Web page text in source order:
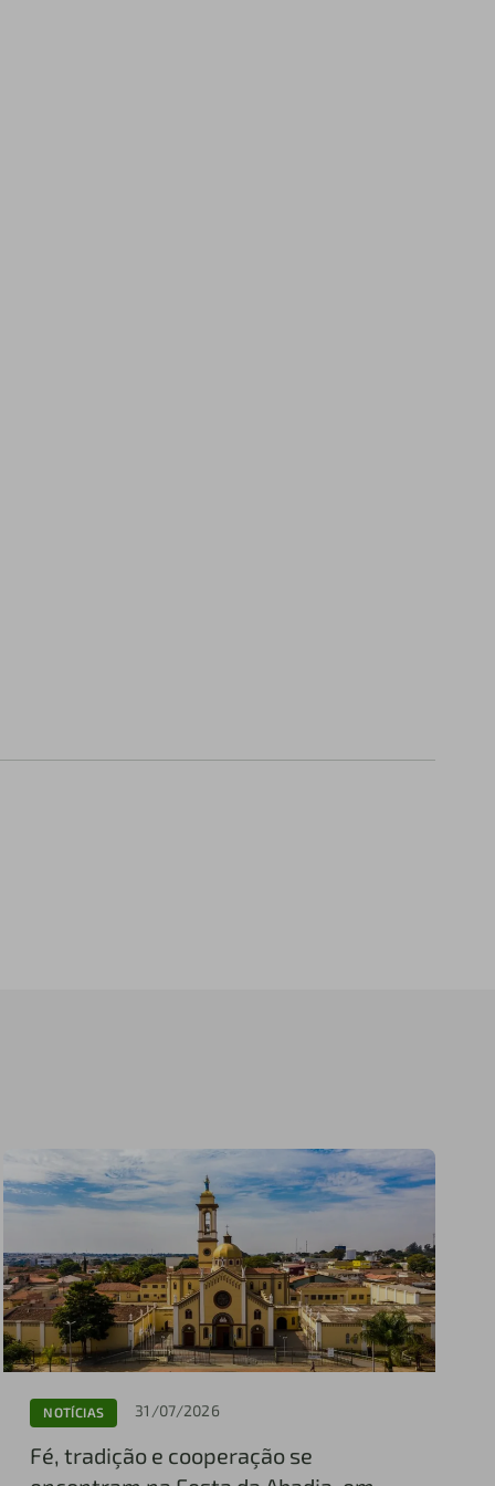
NOTÍCIAS 31/07/2026
Fé, tradição e cooperação se